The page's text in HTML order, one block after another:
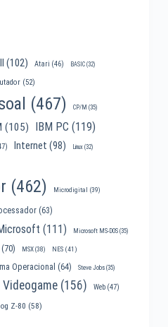
(102) Atari (46) BASIC(32)
(52)
(467) CP/M (35)
(105) IBM PC (119)
Internet (98) Linux(32)
(462) Microdigital (39)
(63)
(111) Microsoft MS-DOS(35)
(70) MSX(38) NES(41)
Operacional (64) Steve Jobs(35)
Videogame(156) Web(47)
Z-80 (58)